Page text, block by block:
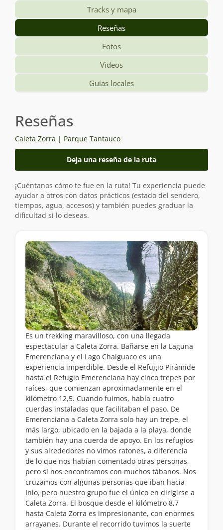
Tracks y mapa
Reseñas
Fotos
Videos
Guías locales
Reseñas
Caleta Zorra | Parque Tantauco
Deja una reseña de la ruta
¡Cuéntanos cómo te fue en la ruta! Tu experiencia puede
ayudar a otros con datos prácticos (estado del sendero,
tiempos, agua, accesos) y también puedes graduar la
dificultad si lo deseas.
Es un trekking maravilloso, con una llegada
espectacular a Caleta Zorra. Bañarse en la Laguna
Emerenciana y el Lago Chaiguaco es una
experiencia imperdible. Desde el Refugio Pirámide
hasta el Refugio Emerenciana hay cinco trepes por
raíces, que comienzan aproximadamente en el
kilómetro 12,5. Cuando fuimos, había cuatro
cuerdas instaladas que facilitaban el paso. De
Emerenciana a Caleta Zorra solo hay un trepe, el
más largo, ubicado en la bajada a la playa, donde
también hay una cuerda de apoyo. En los refugios
y sus alrededores no vimos ratones, a diferencia
de lo que nos habían comentado otras personas,
pero sí nos encontramos con muchos tábanos. Nos
cruzamos con algunas personas que iban hacia
Inio, pero nuestro grupo fue el único en dirigirse a
Caleta Zorra. El bosque desde el kilómetro 8,7
hasta Caleta Zorra es impresionante, con enormes
arrayanes. Durante el recorrido tuvimos la suerte